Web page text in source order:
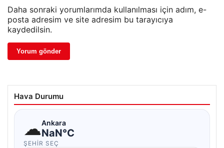
Daha sonraki yorumlarımda kullanılması için adım, e-
posta adresim ve site adresim bu tarayıcıya
kaydedilsin.
Hava Durumu
☁Ankara
NaN°C
ŞEHIR SEÇ